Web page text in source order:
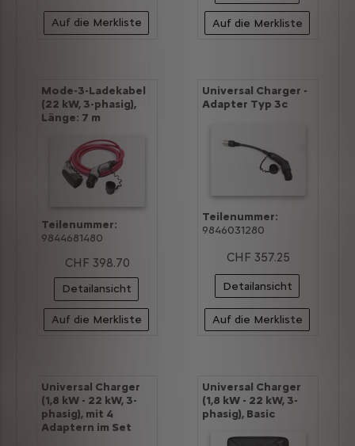
Auf die Merkliste Auf die Merkliste
Mode-3-Ladekabel
(22 kW, 3-phasig),
Länge: 7 m
Teilenummer:
9844681480
CHF 398.70
Detailansicht
Auf die Merkliste
Universal Charger -
Adapter Typ 3c
Teilenummer:
9846031280
CHF 357.25
Detailansicht
Auf die Merkliste
Universal Charger
(1,8 kW - 22 kW, 3-
phasig), mit 4
Adaptern im Set
Universal Charger
(1,8 kW - 22 kW, 3-
phasig), Basic